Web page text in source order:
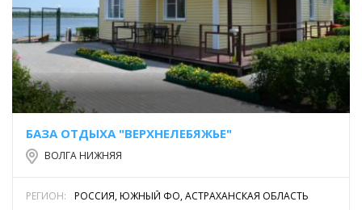
БАЗА ОТДЫХА "ВЕРХНЕЛЕБЯЖЬЕ"
ВОЛГА НИЖНЯЯ
РЕГИОН: РОССИЯ, ЮЖНЫЙ ФО, АСТРАХАНСКАЯ ОБЛАСТЬ